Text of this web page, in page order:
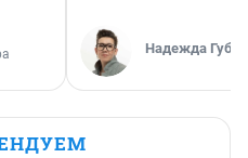
Надежда